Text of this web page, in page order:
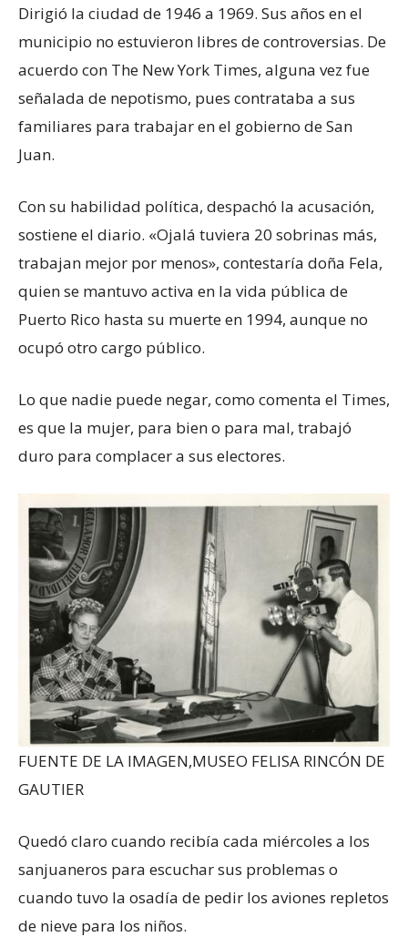
Dirigió la ciudad de 1946 a 1969. Sus años en el
municipio no estuvieron libres de controversias. De
acuerdo con The New York Times, alguna vez fue
señalada de nepotismo, pues contrataba a sus
familiares para trabajar en el gobierno de San
Juan.
Con su habilidad política, despachó la acusación,
sostiene el diario. «Ojalá tuviera 20 sobrinas más,
trabajan mejor por menos», contestaría doña Fela,
quien se mantuvo activa en la vida pública de
Puerto Rico hasta su muerte en 1994, aunque no
ocupó otro cargo público.
Lo que nadie puede negar, como comenta el Times,
es que la mujer, para bien o para mal, trabajó
duro para complacer a sus electores.
FUENTE DE LA IMAGEN,MUSEO FELISA RINCÓN DE
GAUTIER
Quedó claro cuando recibía cada miércoles a los
sanjuaneros para escuchar sus problemas o
cuando tuvo la osadía de pedir los aviones repletos
de nieve para los niños.